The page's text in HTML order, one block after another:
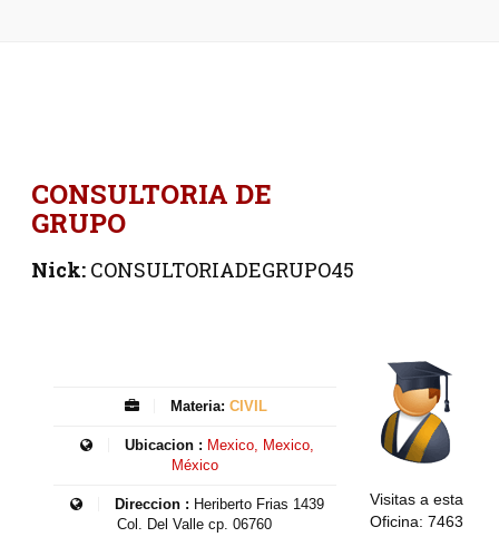
CONSULTORIA DE
GRUPO
Nick:CONSULTORIADEGRUPO45
Materia: CIVIL
Ubicacion : Mexico, Mexico,
México
Direccion : Heriberto Frias 1439
Col. Del Valle cp. 06760
Visitas a esta
Oficina: 7463